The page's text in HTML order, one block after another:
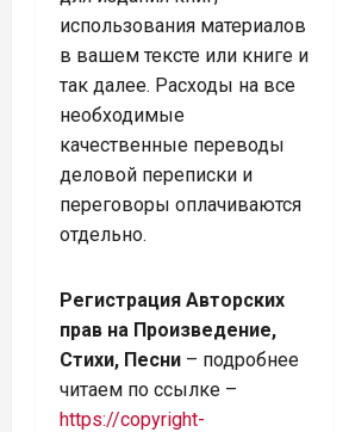
использования материалов
в вашем тексте или книге и
так далее. Расходы на все
необходимые
качественные переводы
деловой переписки и
переговоры оплачиваются
отдельно.
Регистрация Авторских
прав на Произведение,
Стихи, Песни – подробнее
читаем по ссылке –
https://copyright-